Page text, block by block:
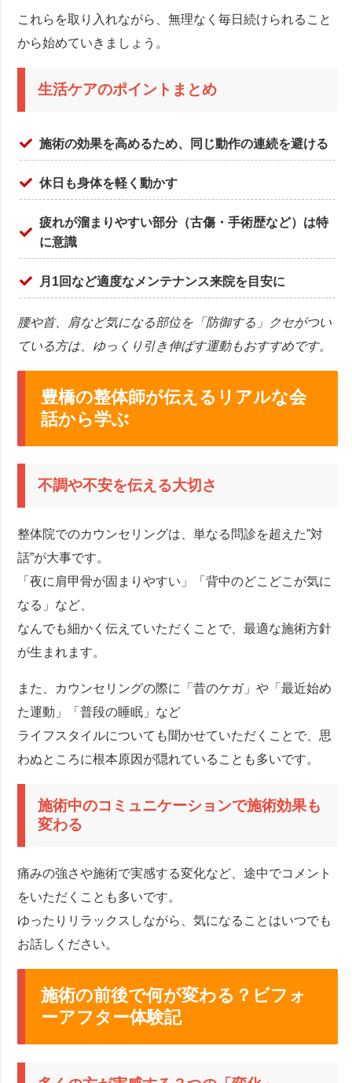
これらを取り入れながら、無理なく毎日続けられること
から始めていきましょう。
生活ケアのポイントまとめ
施術の効果を高めるため、同じ動作の連続を避ける
休日も身体を軽く動かす
疲れが溜まりやすい部分（古傷・手術歴など）は特
に意識
月1回など適度なメンテナンス来院を目安に
腰や首、肩など気になる部位を「防御する」クセがつい
ている方は、ゆっくり引き伸ばす運動もおすすめです。
豊橋の整体師が伝えるリアルな会
話から学ぶ
不調や不安を伝える大切さ
整体院でのカウンセリングは、単なる問診を超えた”対
話”が大事です。
「夜に肩甲骨が固まりやすい」「背中のどこどこが気に
なる」など、
なんでも細かく伝えていただくことで、最適な施術方針
が生まれます。
また、カウンセリングの際に「昔のケガ」や「最近始め
た運動」「普段の睡眠」など
ライフスタイルについても聞かせていただくことで、思
わぬところに根本原因が隠れていることも多いです。
施術中のコミュニケーションで施術効果も
変わる
痛みの強さや施術で実感する変化など、途中でコメント
をいただくことも多いです。
ゆったりリラックスしながら、気になることはいつでも
お話しください。
施術の前後で何が変わる？ビフォ
ーアフター体験記